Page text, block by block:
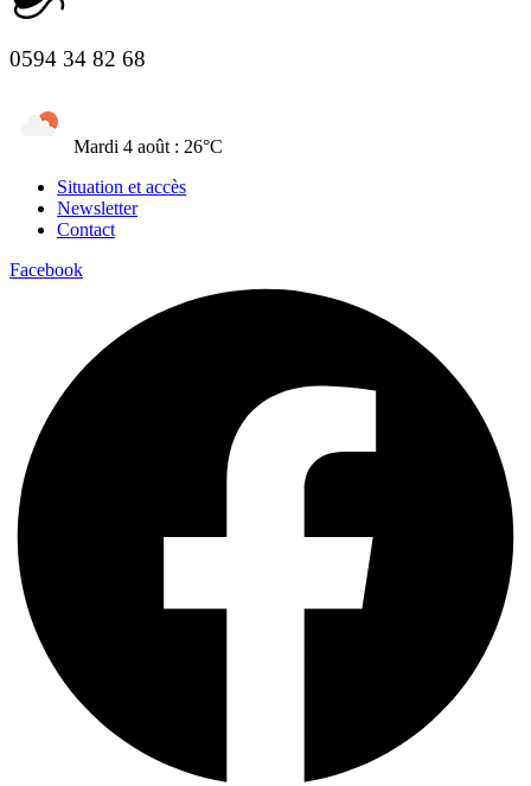
0594 34 82 68
Mardi 4 août : 26°C
Situation et accès
Newsletter
Contact
Facebook